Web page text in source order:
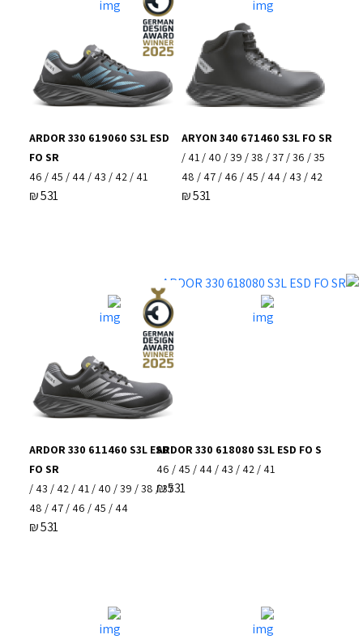
ARYON 340 671460 S3L FO SR
35 / 36 / 37 / 38 / 39 / 40 / 41 /
42 / 43 / 44 / 45 / 46 / 47 / 48
531
₪
ARDOR 330 619060 S3L ESD
FO SR
41 / 42 / 43 / 44 / 45 / 46
531
₪
ARDOR 330 618080 S3L ESD FO S
41 / 42 / 43 / 44 / 45 / 46
531
₪
ARDOR 330 611460 S3L ESD
FO SR
37 / 38 / 39 / 40 / 41 / 42 / 43 /
44 / 45 / 46 / 47 / 48
531
₪